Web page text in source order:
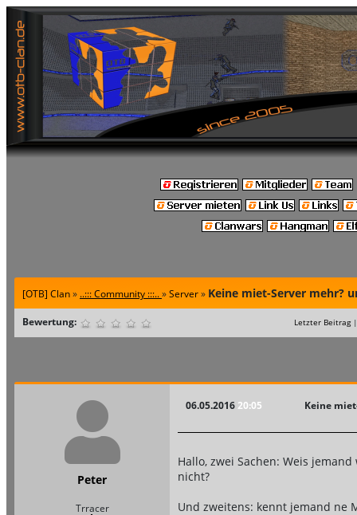
[OTB] Clan» ..::: Community :::..»Server» Keine miet-Server mehr?
Bewertung: Letzter Beitrag
Peter
Trracer
06.05.2016 20:05 Keine
Hallo, zwei Sachen: Weis
nicht?
Und zweitens: kennt jemand ne